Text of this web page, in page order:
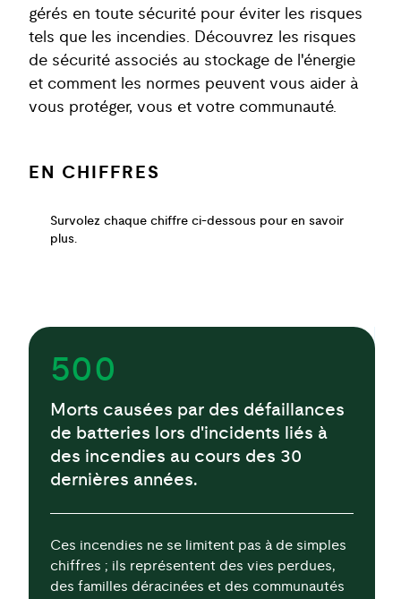
gérés en toute sécurité pour éviter les risques
tels que les incendies. Découvrez les risques
de sécurité associés au stockage de l'énergie
et comment les normes peuvent vous aider à
vous protéger, vous et votre communauté.
EN CHIFFRES
Survolez chaque chiffre ci-dessous pour en savoir
plus.
500
Morts causées par des défaillances
de batteries lors d'incidents liés à
des incendies au cours des 30
dernières années.
Ces incendies ne se limitent pas à de simples
chiffres ; ils représentent des vies perdues,
des familles déracinées et des communautés